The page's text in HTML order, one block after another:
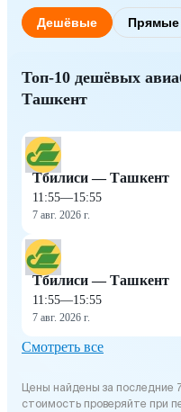
Дешёвые Прямые
Топ-10 дешёвых
Ташкент
Тбилиси — Ташкент
11:55—15:55
7 авг. 2026 г.
Тбилиси — Ташкент
11:55—15:55
7 авг. 2026 г.
Смотреть все
Цены найдены за последние
стоимость проверяйте при